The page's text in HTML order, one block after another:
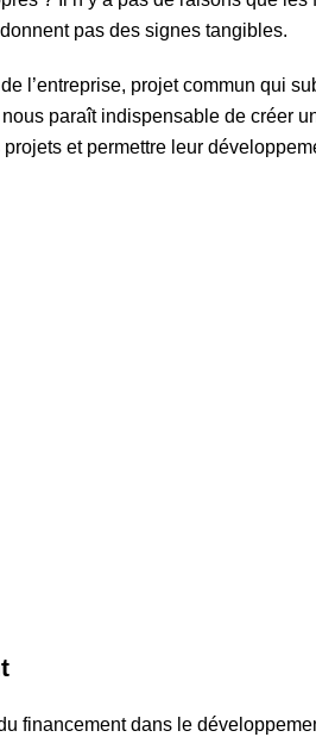
pas des signes tangibles.
l’entreprise, projet commun qui
paraît indispensable de créer
et permettre leur
financement dans le